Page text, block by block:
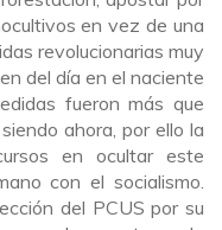
en vez de una
revolucionarias muy
del día en el naciente
fueron más que
ahora, por ello la
en ocultar este
con el socialismo.
del PCUS por su